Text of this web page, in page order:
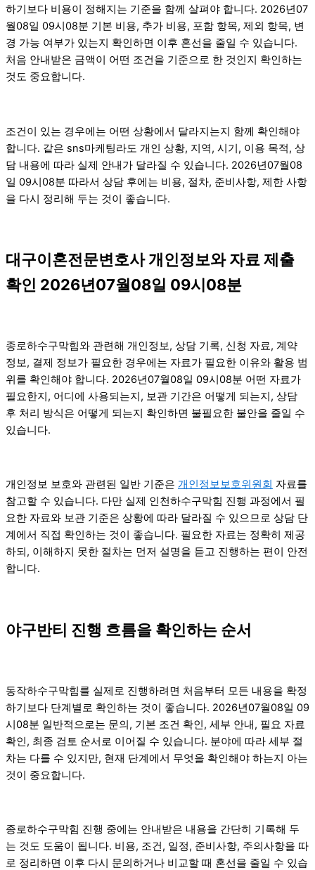
하기보다 비용이 정해지는 기준을 함께 살펴야 합니다. 2026년07
월08일 09시08분 기본 비용, 추가 비용, 포함 항목, 제외 항목, 변
경 가능 여부가 있는지 확인하면 이후 혼선을 줄일 수 있습니다.
처음 안내받은 금액이 어떤 조건을 기준으로 한 것인지 확인하는
것도 중요합니다.
조건이 있는 경우에는 어떤 상황에서 달라지는지 함께 확인해야
합니다. 같은 sns마케팅라도 개인 상황, 지역, 시기, 이용 목적, 상
담 내용에 따라 실제 안내가 달라질 수 있습니다. 2026년07월08
일 09시08분 따라서 상담 후에는 비용, 절차, 준비사항, 제한 사항
을 다시 정리해 두는 것이 좋습니다.
대구이혼전문변호사 개인정보와 자료 제출
확인 2026년07월08일 09시08분
종로하수구막힘와 관련해 개인정보, 상담 기록, 신청 자료, 계약
정보, 결제 정보가 필요한 경우에는 자료가 필요한 이유와 활용 범
위를 확인해야 합니다. 2026년07월08일 09시08분 어떤 자료가
필요한지, 어디에 사용되는지, 보관 기간은 어떻게 되는지, 상담
후 처리 방식은 어떻게 되는지 확인하면 불필요한 불안을 줄일 수
있습니다.
개인정보 보호와 관련된 일반 기준은 개인정보보호위원회 자료를
참고할 수 있습니다. 다만 실제 인천하수구막힘 진행 과정에서 필
요한 자료와 보관 기준은 상황에 따라 달라질 수 있으므로 상담 단
계에서 직접 확인하는 것이 좋습니다. 필요한 자료는 정확히 제공
하되, 이해하지 못한 절차는 먼저 설명을 듣고 진행하는 편이 안전
합니다.
야구반티 진행 흐름을 확인하는 순서
동작하수구막힘를 실제로 진행하려면 처음부터 모든 내용을 확정
하기보다 단계별로 확인하는 것이 좋습니다. 2026년07월08일 09
시08분 일반적으로는 문의, 기본 조건 확인, 세부 안내, 필요 자료
확인, 최종 검토 순서로 이어질 수 있습니다. 분야에 따라 세부 절
차는 다를 수 있지만, 현재 단계에서 무엇을 확인해야 하는지 아는
것이 중요합니다.
종로하수구막힘 진행 중에는 안내받은 내용을 간단히 기록해 두
는 것도 도움이 됩니다. 비용, 조건, 일정, 준비사항, 주의사항을 따
로 정리하면 이후 다시 문의하거나 비교할 때 혼선을 줄일 수 있습